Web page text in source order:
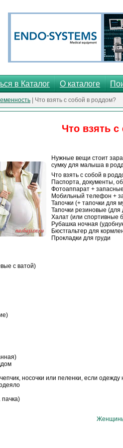
в Каталог О каталоге
| Что взять с собой в роддом?
Что взять
Нужные вещи стоит
сумку для малыша в
Что взять с собой в
Паспорта, документы,
Фотоаппарат +
Мобильный телефон +
Тапочки (+ тапочки для
Тапочки резиновые (для
Халат (или спортивные
Рубашка ночная
Бюстгальтер для
Прокладки для груди
с ватой)
носочки или пеленки, если одежду